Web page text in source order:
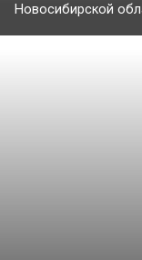
Новосибирской